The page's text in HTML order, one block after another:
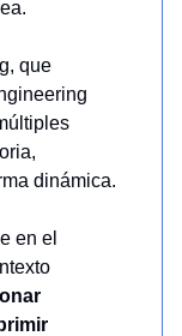
que
dinámica.
en el